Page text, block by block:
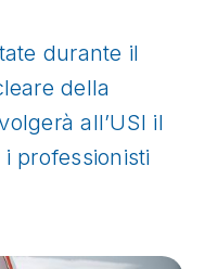
durante il
della
all’USI il
professionisti